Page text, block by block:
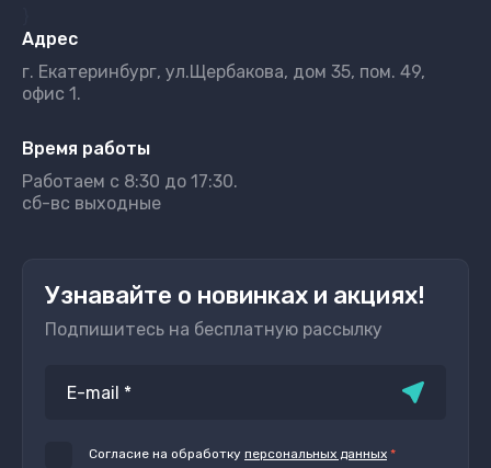
Адрес
г. Екатеринбург, ул.Щербакова, дом 35, пом. 49,
офис 1.
Время работы
Работаем с 8:30 до 17:30.
сб-вс выходные
Узнавайте о новинках и акциях!
Подпишитесь на бесплатную рассылку
Согласие на обработку персональных данных *